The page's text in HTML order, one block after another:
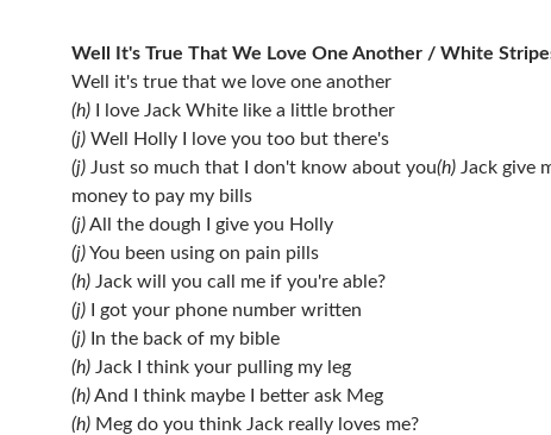
Well It's True That We Love One Another / White
Well it's true that we love one another
(h) I love Jack White like a little brother
(j) Well Holly I love you too but there's
(j) Just so much that I don't know about you(h) Jack give
money to pay my bills
(j)All the dough I give you Holly
(j)You been using on pain pills
(h) Jack will you call me if you're able?
(j) I got your phone number written
(j) In the back of my bible
(h) Jack I think your pulling my leg
(h)And I think maybe I better ask Meg
(h) Meg do you think Jack really loves me?